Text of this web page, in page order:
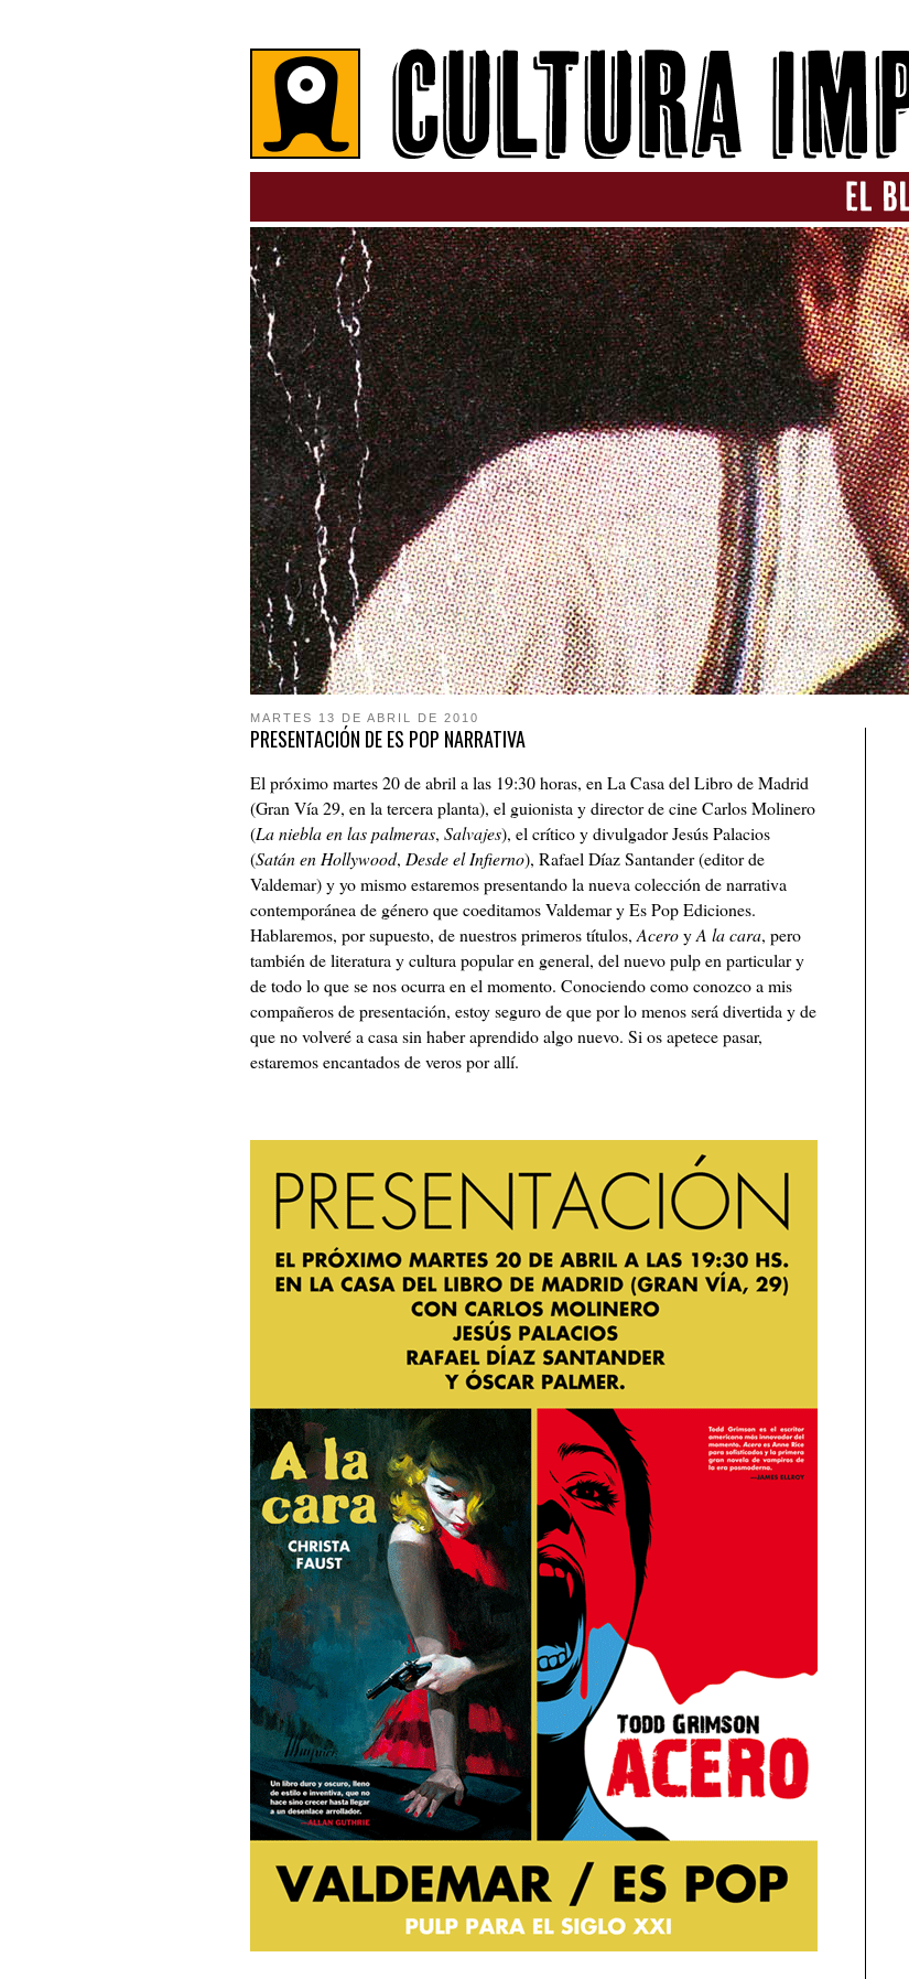
MARTES 13 DE ABRIL DE 2010
PRESENTACIÓN DE ES POP NARRATIVA
El próximo martes 20 de abril a las 19:30 horas, en La Casa del Libro de Madrid
(Gran Vía 29, en la tercera planta), el guionista y director de cine Carlos Molinero
(La niebla en las palmeras, Salvajes), el crítico y divulgador Jesús Palacios
(Satán en Hollywood, Desde el Infierno), Rafael Díaz Santander (editor de
Valdemar) y yo mismo estaremos presentando la nueva colección de narrativa
contemporánea de género que coeditamos Valdemar y Es Pop Ediciones.
Hablaremos, por supuesto, de nuestros primeros títulos, AceroyA la cara, pero
también de literatura y cultura popular en general, del nuevo pulp en particular y
de todo lo que se nos ocurra en el momento. Conociendo como conozco a mis
compañeros de presentación, estoy seguro de que por lo menos será divertida y de
que no volveré a casa sin haber aprendido algo nuevo. Si os apetece pasar,
estaremos encantados de veros por allí.